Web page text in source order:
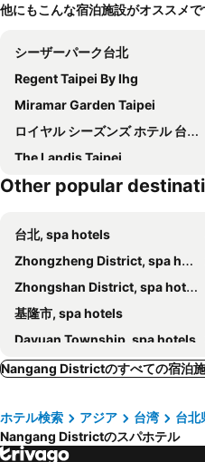
他にもこんな宿泊施設がオススメで
シーザーパーク台北
Regent Taipei By Ihg
Miramar Garden Taipei
ロイヤル シーズンズ ホテル 台北 (皇家季節酒店台北館)
The Landis Taipei
マンダリン オリエンタル 台北
Jasper Young Hotel Banqiao
グランド ハイアット台北
W Taipei
Evergreen Laurel Hotel Keelung
台北ラジウム加賀屋インターナショナルホテル
???? Humble Boutique Hotel
玩行旅台北分館
Fullon Hotel Taipei, Central
Other popular
台北, spa hotels
Zhongzheng District, spa hotels
Zhongshan District, spa hotels
基隆市, spa hotels
Dayuan Township, spa hotels
Sanchong District, spa hotels
Toucheng Township, spa hotels
Xinzhuang District, spa hotels
Nangang Districtのすべての宿泊
ホテル検索 アジア 台湾 台北
Nangang Districtのスパホテル